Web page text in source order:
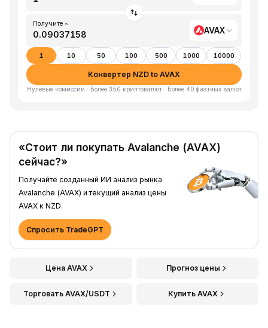
Получите ~
AVAX
1 10 50 100 500 1000 10000
Конвертер NZD to AVAX
Нулевые комиссии · Более 350 криптовалют · Более 40 фиатных валют
«Стоит ли покупать Avalanche (AVAX)
сейчас?»
Получайте созданный ИИ анализ рынка
Avalanche (AVAX) и текущий анализ цены
AVAX к NZD.
Спросить TradeGPT
Цена AVAX Прогноз цены
Торговать AVAX/USDT Купить AVAX